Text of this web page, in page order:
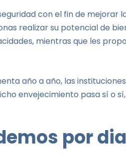
con el fin de mejorar
realizar su potencial de
mientras que les
año a año, las
envejecimiento pasa sí o
por